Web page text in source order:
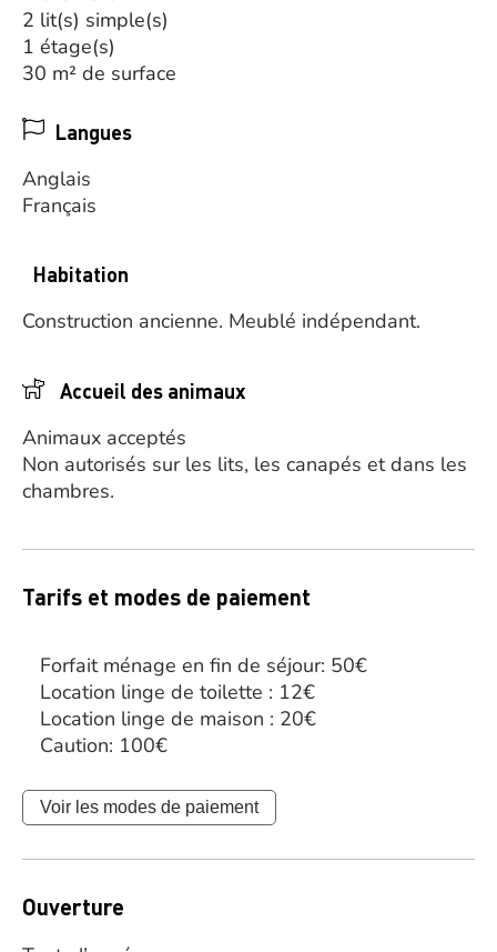
2 lit(s) simple(s)
1 étage(s)
30 m² de surface
Langues
Anglais
Français
Habitation
Construction ancienne. Meublé indépendant.
Accueil des animaux
Animaux acceptés
Non autorisés sur les lits, les canapés et dans les
chambres.
Tarifs et modes de paiement
Forfait ménage en fin de séjour: 50€
Location linge de toilette : 12€
Location linge de maison : 20€
Caution: 100€
Voir les modes de paiement
Ouverture